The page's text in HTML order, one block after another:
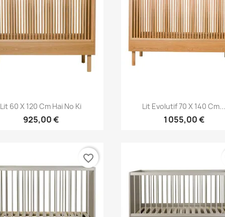
Aperçu rapide
Lit 60 X 120 Cm Hai No Ki
925,00 €
Aperçu rapide
Lit Evolutif 70 X 140 Cm...
1 055,00 €
favorite_border